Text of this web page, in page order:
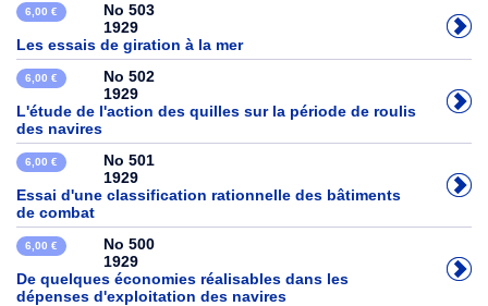
6,00 €
No 503
1929
Les essais de giration à la mer
6,00 €
No 502
1929
L'étude de l'action des quilles sur la période de roulis
des navires
6,00 €
No 501
1929
Essai d'une classification rationnelle des bâtiments
de combat
6,00 €
No 500
1929
De quelques économies réalisables dans les
dépenses d'exploitation des navires